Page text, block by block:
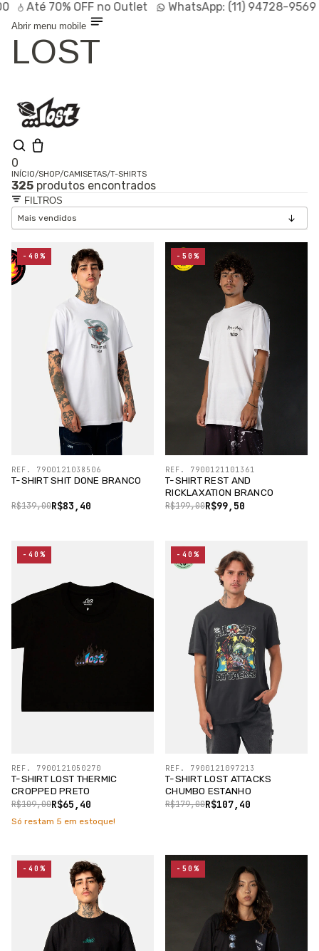
Até70% OFFno Outlet WhatsApp:(11) 94728-9569
Abrir menu mobile
LOST
0
Shop
Lançamentos
Linhas
Especiais
INÍCIO/SHOP/CAMISETAS/T-SHIRTS
325 produtos encontrados
FILTROS
T-SHIRT SHIT DONE BRANCO
R$83,40
R$139,00
REF. 7900121038506
-40%
T-SHIRT REST AND
RICKLAXATION BRANCO
R$99,50
R$199,00
REF. 7900121101361
-50%
T-SHIRT LOST THERMIC
CROPPED PRETO
R$65,40
R$109,00
REF. 7900121050270
-40%
Só restam 5 em estoque!
T-SHIRT LOST ATTACKS
CHUMBO ESTANHO
R$107,40
R$179,00
REF. 7900121097213
-40%
-40% -50%